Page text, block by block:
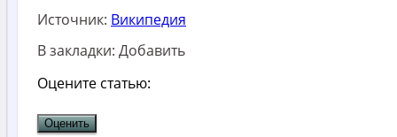
Источник: Википедия
В закладки: Добавить
Оцените статью: